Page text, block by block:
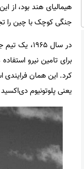
هیمالیای هند بود، از
جنگی کوچک با چین را
در سال
برای تامین نیرو
کرد. این همان
یعنی پلوتونیوم دی‌اکسید (پی‌یو-238)